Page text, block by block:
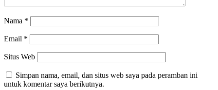
Nama *
Email *
Situs Web
Simpan nama, email, dan situs web saya pada peramban ini
untuk komentar saya berikutnya.